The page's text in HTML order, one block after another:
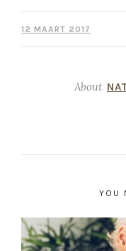
12 MAART 2017
About
YOU